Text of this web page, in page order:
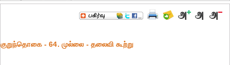
குறுந்தொகை - 64. முல்லை - தலைவி கூற்று